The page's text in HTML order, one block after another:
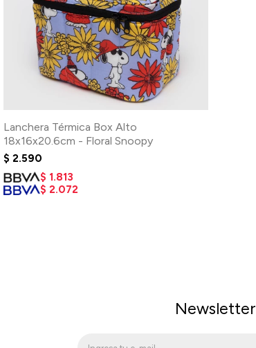
Lanchera Térmica Box Alto
18x16x20.6cm - Floral Snoopy
$ 2.590
$ 1.813
$ 2.072
Newsletter